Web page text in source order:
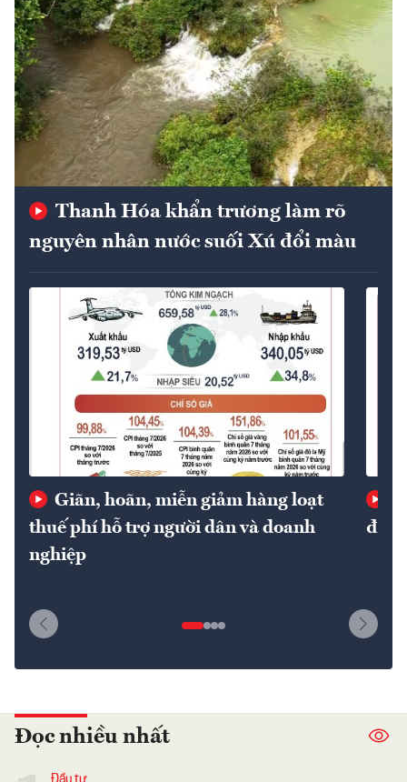
Thanh Hóa khẩn trương làm rõ
nguyên nhân nước suối Xú đổi màu
Giãn, hoãn, miễn giảm hàng loạt
thuế phí hỗ trợ người dân và doanh
nghiệp
định
Đọc nhiều nhất
Đầu tư